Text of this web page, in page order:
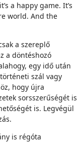
a happy game. It’s
world. And the
a szereplő
a döntéshozó
egy idő után
szál vagy
hogy újra
sorsszerűségét is
is. Legvégül
is régóta